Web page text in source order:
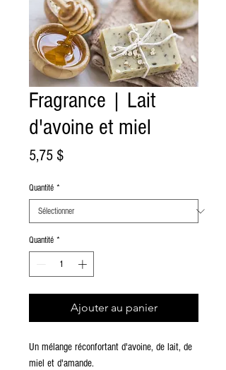
Fragrance | Lait
d'avoine et miel
5,75 $Prix
Quantité *
Quantité *
Ajouter au panier
Un mélange réconfortant d'avoine, de lait, de
miel et d'amande.